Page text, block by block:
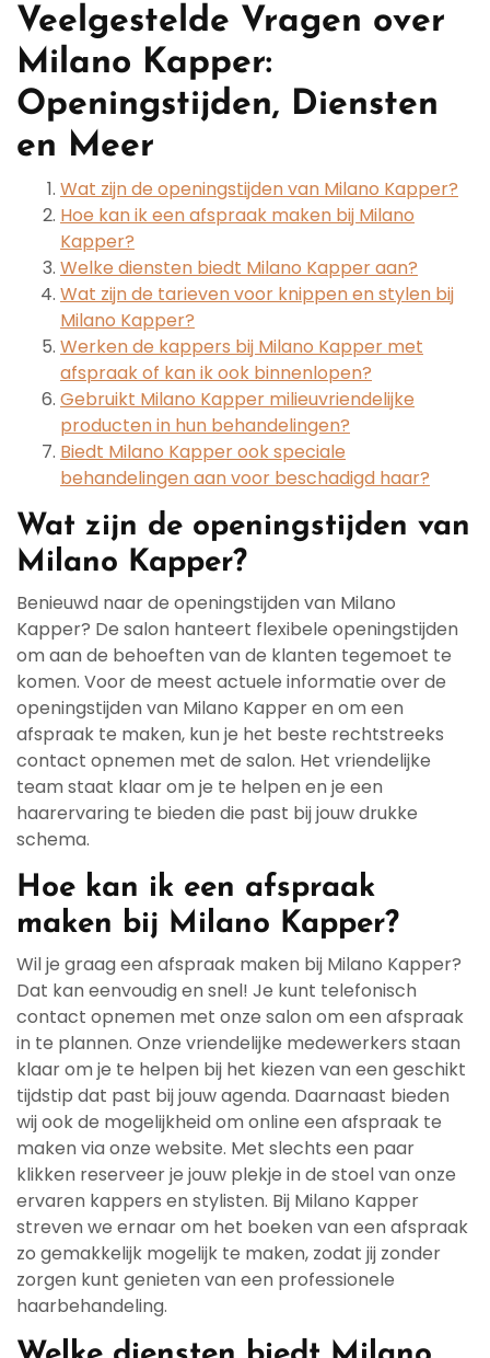
Veelgestelde Vragen over
Milano Kapper:
Openingstijden, Diensten
en Meer
Wat zijn de openingstijden van Milano Kapper?
Hoe kan ik een afspraak maken bij Milano
Kapper?
Welke diensten biedt Milano Kapper aan?
Wat zijn de tarieven voor knippen en stylen bij
Milano Kapper?
Werken de kappers bij Milano Kapper met
afspraak of kan ik ook binnenlopen?
Gebruikt Milano Kapper milieuvriendelijke
producten in hun behandelingen?
Biedt Milano Kapper ook speciale
behandelingen aan voor beschadigd haar?
Wat zijn de openingstijden van
Milano Kapper?
Benieuwd naar de openingstijden van Milano
Kapper? De salon hanteert flexibele openingstijden
om aan de behoeften van de klanten tegemoet te
komen. Voor de meest actuele informatie over de
openingstijden van Milano Kapper en om een
afspraak te maken, kun je het beste rechtstreeks
contact opnemen met de salon. Het vriendelijke
team staat klaar om je te helpen en je een
haarervaring te bieden die past bij jouw drukke
schema.
Hoe kan ik een afspraak
maken bij Milano Kapper?
Wil je graag een afspraak maken bij Milano Kapper?
Dat kan eenvoudig en snel! Je kunt telefonisch
contact opnemen met onze salon om een afspraak
in te plannen. Onze vriendelijke medewerkers staan
klaar om je te helpen bij het kiezen van een geschikt
tijdstip dat past bij jouw agenda. Daarnaast bieden
wij ook de mogelijkheid om online een afspraak te
maken via onze website. Met slechts een paar
klikken reserveer je jouw plekje in de stoel van onze
ervaren kappers en stylisten. Bij Milano Kapper
streven we ernaar om het boeken van een afspraak
zo gemakkelijk mogelijk te maken, zodat jij zonder
zorgen kunt genieten van een professionele
haarbehandeling.